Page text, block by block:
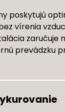
poskytujú
vírenia
zaručuje
prevádzku